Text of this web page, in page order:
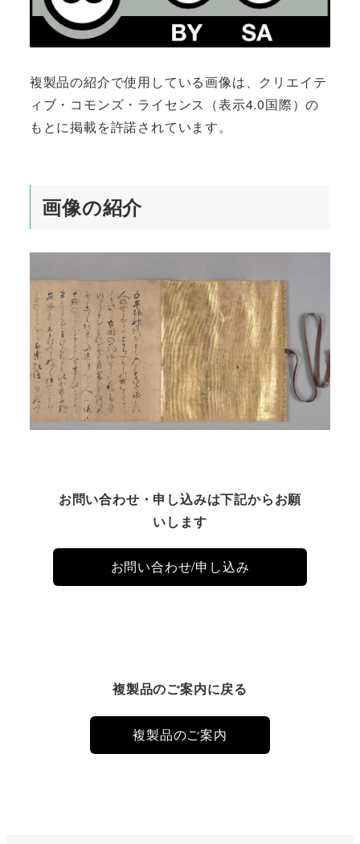
複製品の紹介で使用している画像は、クリエイテ
ィブ・コモンズ・ライセンス（表示4.0国際）の
もとに掲載を許諾されています。
画像の紹介
お問い合わせ・申し込みは下記からお願
いします
お問い合わせ/申し込み
複製品のご案内に戻る
複製品のご案内